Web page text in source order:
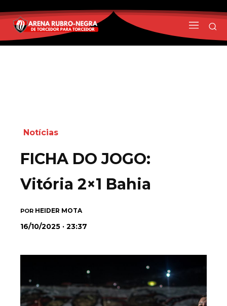
Notícias
FICHA DO JOGO:
Vitória 2×1 Bahia
POR HEIDER MOTA
16/10/2025 · 23:37